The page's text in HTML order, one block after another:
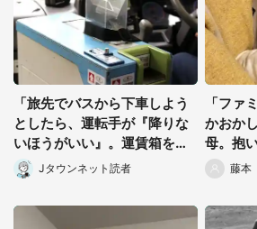
都道府選択
「旅先でバスから下車しよう
としたら、運転手が『降りな
いほうがいい』。運賃箱を塞
いでまで止めてきて...」（神
奈川県・60代男性）
Jタウンネット読者
「ファ
かおか
母。抱
た直後
性）
藤本